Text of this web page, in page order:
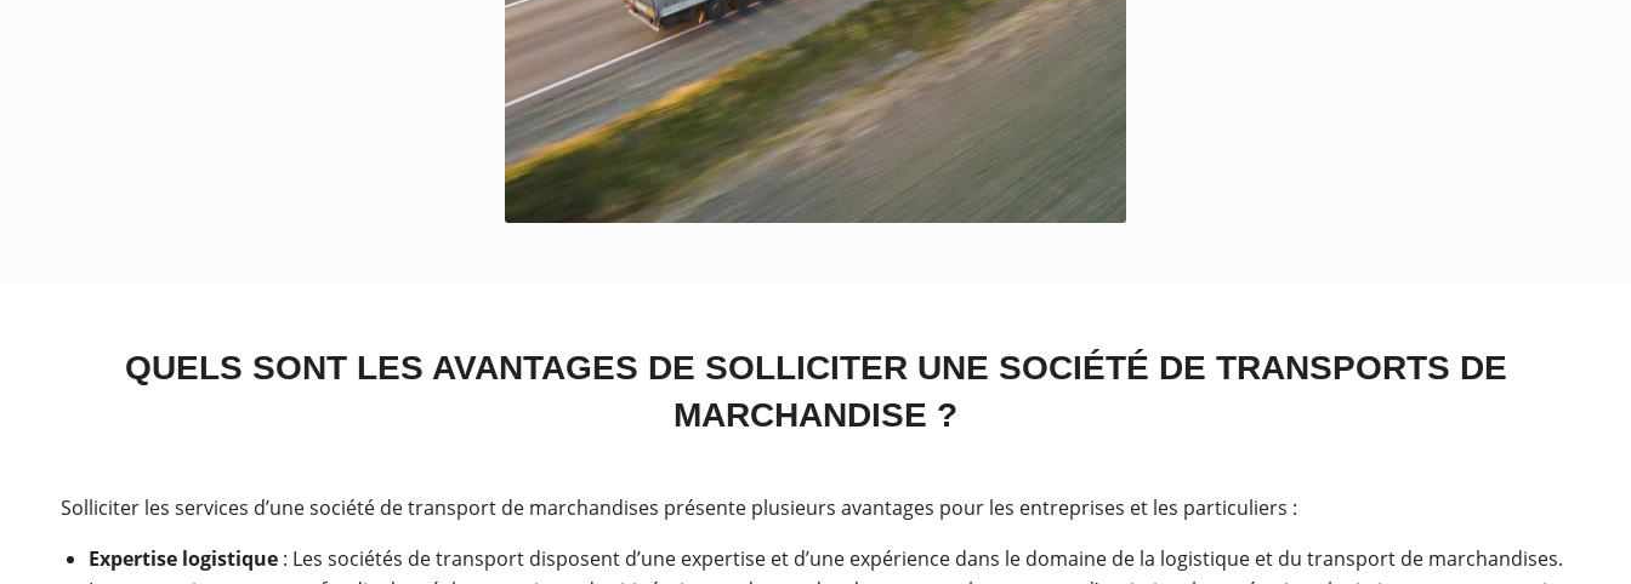
QUELS SONT LES AVANTAGES DE SOLLICITER UNE SOCIÉTÉ DE TRANSPORTS DE
MARCHANDISE ?
Solliciter les services d’une société de transport de marchandises présente plusieurs avantages pour les entreprises et les particuliers :
Expertise logistique : Les sociétés de transport disposent d’une expertise et d’une expérience dans le domaine de la logistique et du transport de marchandises.